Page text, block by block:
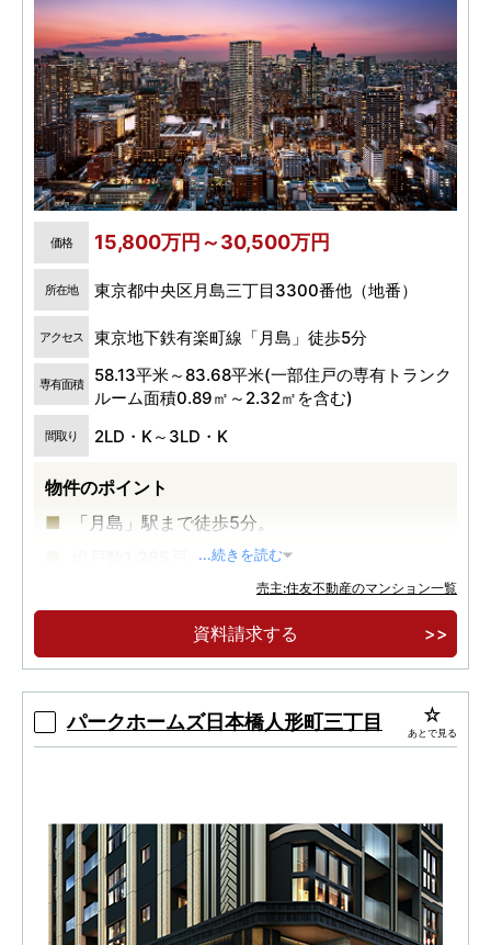
価格 15,800万円～30,500万円
所在地 東京都中央区月島三丁目3300番他（地番）
アクセス 東京地下鉄有楽町線「月島」徒歩5分
専有面積
58.13平米～83.68平米(一部住戸の専有トランク
ルーム面積0.89㎡～2.32㎡を含む)
間取り 2LD・K～3LD・K
物件のポイント
「月島」駅まで徒歩5分。
総戸数1,285戸。
中央区最高層58階建、超高層大規模再開発タワ
...続きを読む
売主:住友不動産のマンション一覧
資料請求する
パークホームズ日本橋人形町三丁目 あとで見る